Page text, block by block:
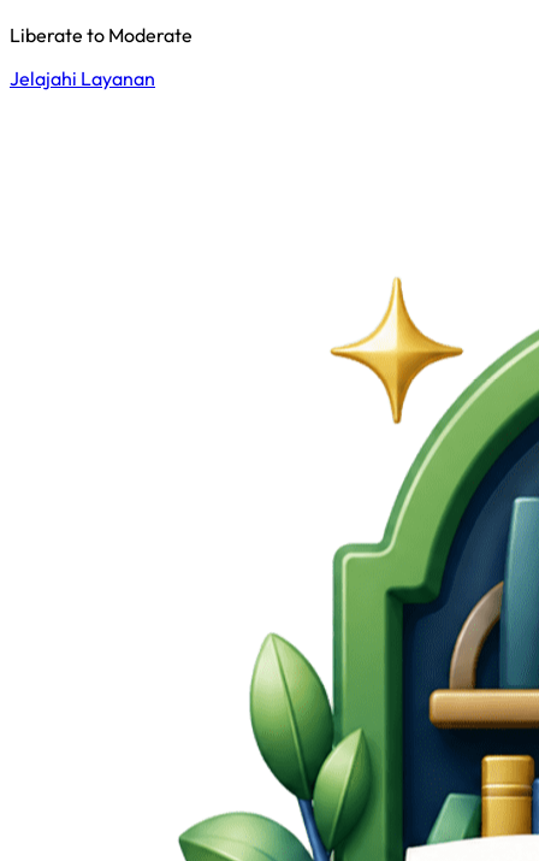
Liberate to Moderate
Jelajahi Layanan